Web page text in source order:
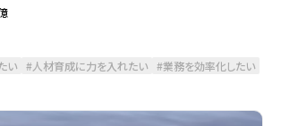
い 人材育成に力を入れたい 業務を効率化したい